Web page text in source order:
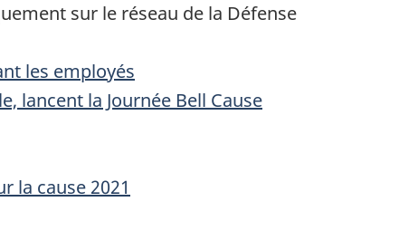
sur le réseau de la Défense
les employés
lancent la Journée Bell Cause
la cause 2021